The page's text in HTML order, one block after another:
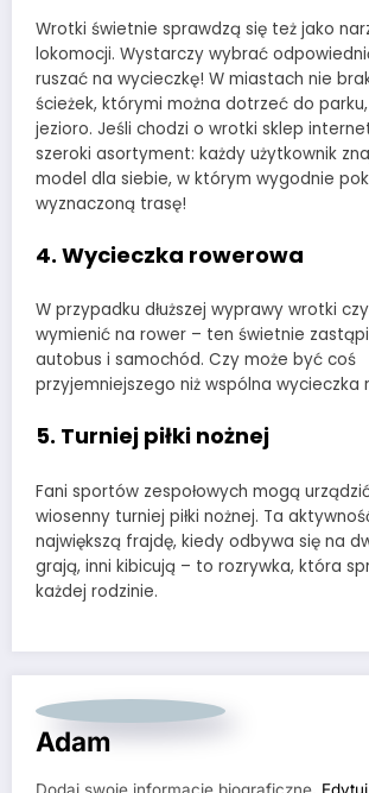
Wrotki świetnie sprawdzą się też jako
lokomocji. Wystarczy wybrać
ruszać na wycieczkę! W miastach nie
ścieżek, którymi można dotrzeć do
jezioro. Jeśli chodzi o wrotki sklep
szeroki asortyment: każdy użytkownik
model dla siebie, w którym wygodnie
wyznaczoną trasę!
4. Wycieczka rowerowa
W przypadku dłuższej wyprawy wrotki
wymienić na rower – ten świetnie
autobus i samochód. Czy może być coś
przyjemniejszego niż wspólna wycieczka
5. Turniej piłki nożnej
Fani sportów zespołowych mogą
wiosenny turniej piłki nożnej. Ta
największą frajdę, kiedy odbywa się na
grają, inni kibicują – to rozrywka, która
każdej rodzinie.
Adam